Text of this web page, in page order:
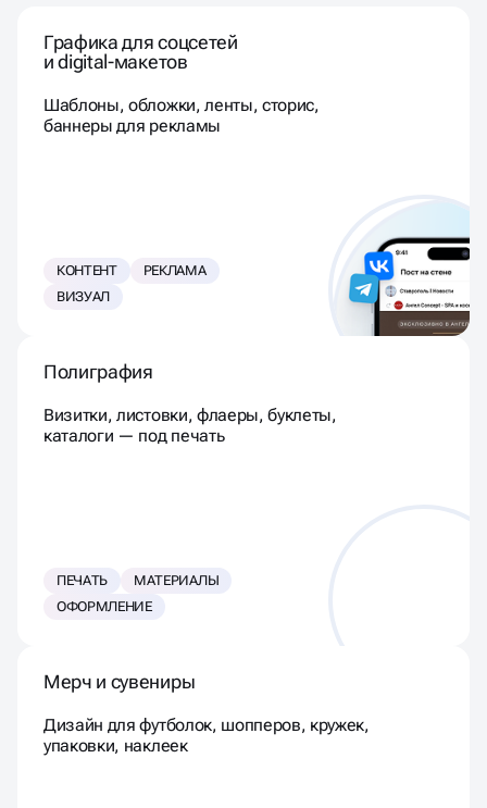
Графика для соцсетей
и digital-макетов
Шаблоны, обложки, ленты, сторис,
баннеры для рекламы
КОНТЕНТ
РЕКЛАМА
ВИЗУАЛ
Полиграфия
Визитки, листовки, флаеры, буклеты,
каталоги — под печать
ПЕЧАТЬ
МАТЕРИАЛЫ
ОФОРМЛЕНИЕ
Мерч и сувениры
Дизайн для футболок, шопперов, кружек,
упаковки, наклеек